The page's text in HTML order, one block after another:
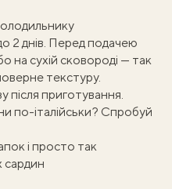
2 днів. Перед подачею
на сухій сковороді — так
текстуру.
після приготування.
по-італійськи? Спробуй
і просто так
сардин